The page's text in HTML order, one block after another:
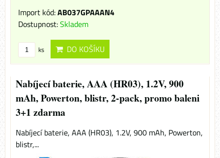
Import kód:AB037GPAAAN4
Dostupnost:Skladem
ks DO KOŠÍKU
Nabíjecí baterie, AAA (HR03), 1.2V, 900
mAh, Powerton, blistr, 2-pack, promo baleni
3+1 zdarma
Nabíjecí baterie, AAA (HR03), 1.2V, 900 mAh, Powerton,
blistr,...